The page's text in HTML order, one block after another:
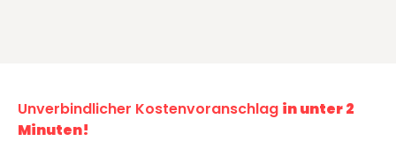
Unverbindlicher Kostenvoranschlag in unter 2
Minuten!